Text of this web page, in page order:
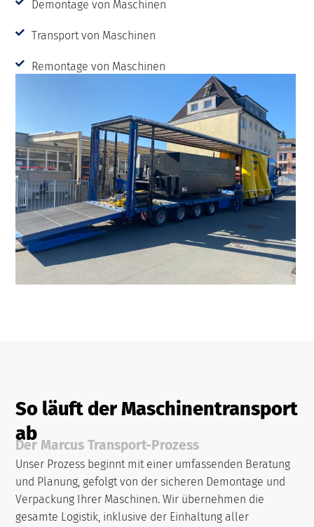
Demontage von Maschinen
Transport von Maschinen
Remontage von Maschinen
So läuft der Maschinentransport
ab
Der Marcus Transport-Prozess
Unser Prozess beginnt mit einer umfassenden Beratung
und Planung, gefolgt von der sicheren Demontage und
Verpackung Ihrer Maschinen. Wir übernehmen die
gesamte Logistik, inklusive der Einhaltung aller